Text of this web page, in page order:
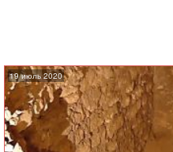
19 июль 2020